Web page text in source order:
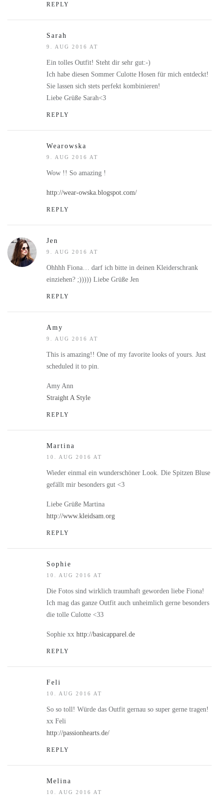
REPLY
Sarah
9. AUG 2016 AT
Ein tolles Outfit! Steht dir sehr gut:-)
Ich habe diesen Sommer Culotte Hosen für mich entdeckt!
Sie lassen sich stets perfekt kombinieren!
Liebe Grüße Sarah<3
REPLY
Wearowska
9. AUG 2016 AT
Wow !! So amazing !
http://wear-owska.blogspot.com/
REPLY
Jen
9. AUG 2016 AT
Ohhhh Fiona… darf ich bitte in deinen Kleiderschrank
einziehen? ;))))) Liebe Grüße Jen
REPLY
Amy
9. AUG 2016 AT
This is amazing!! One of my favorite looks of yours. Just
scheduled it to pin.
Amy Ann
Straight A Style
REPLY
Martina
10. AUG 2016 AT
Wieder einmal ein wunderschöner Look. Die Spitzen Bluse
gefällt mir besonders gut <3
Liebe Grüße Martina
http://www.kleidsam.org
REPLY
Sophie
10. AUG 2016 AT
Die Fotos sind wirklich traumhaft geworden liebe Fiona!
Ich mag das ganze Outfit auch unheimlich gerne besonders
die tolle Culotte <33
Sophie xx http://basicapparel.de
REPLY
Feli
10. AUG 2016 AT
So so toll! Würde das Outfit gernau so super gerne tragen!
xx Feli
http://passionhearts.de/
REPLY
Melina
10. AUG 2016 AT